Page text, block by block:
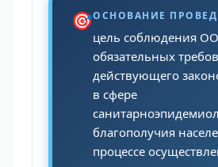
🎯ОСНОВАНИЕ
цель соблюдения
обязательных
действующего
в сфере
благополучия
процессе